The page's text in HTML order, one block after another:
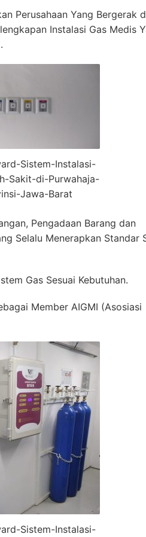
Perusahaan Yang Bergerak
Instalasi Gas Medis
Sistem-Instalasi-
Sakit-di-Purwahaja-
Jawa-Barat
Pengadaan Barang dan
Selalu Menerapkan Standar
Gas Sesuai Kebutuhan.
Member AIGMI (Asosiasi
Sistem-Instalasi-